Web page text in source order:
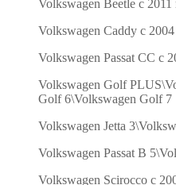
Volkswagen Beetle с 2011
Volkswagen Caddy с 2004
Volkswagen Passat CC с
Volkswagen Golf
Golf 6\Volkswagen Golf 7
Volkswagen Jetta
Volkswagen Passat B
Volkswagen Scirocco с